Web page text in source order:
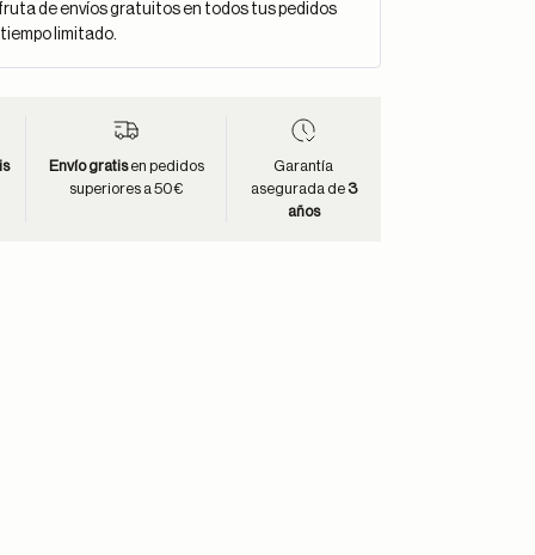
de envíos gratuitos en todos tus pedidos
limitado.
Envío gratisen pedidos
superiores a 50€
Garantía
asegurada de 3
años